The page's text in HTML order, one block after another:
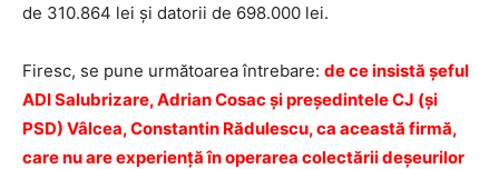
de 310.864 lei și datorii de 698.000 lei.
Firesc, se pune următoarea întrebare: de ce insistă șeful
ADI Salubrizare, Adrian Cosac și președintele CJ (și
PSD) Vâlcea, Constantin Rădulescu, ca această firmă,
care nu are experiență în operarea colectării deșeurilor